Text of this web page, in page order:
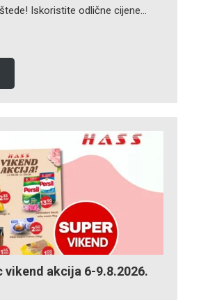
Iskoristite odlične cijene…
vikend akcija 6-9.8.2026.